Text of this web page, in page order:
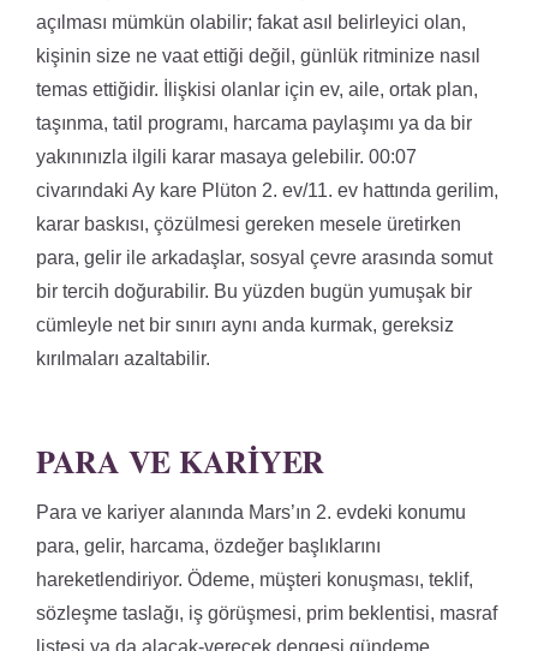
açılması mümkün olabilir; fakat asıl belirleyici olan,
kişinin size ne vaat ettiği değil, günlük ritminize nasıl
temas ettiğidir. İlişkisi olanlar için ev, aile, ortak plan,
taşınma, tatil programı, harcama paylaşımı ya da bir
yakınınızla ilgili karar masaya gelebilir. 00:07
civarındaki Ay kare Plüton 2. ev/11. ev hattında gerilim,
karar baskısı, çözülmesi gereken mesele üretirken
para, gelir ile arkadaşlar, sosyal çevre arasında somut
bir tercih doğurabilir. Bu yüzden bugün yumuşak bir
cümleyle net bir sınırı aynı anda kurmak, gereksiz
kırılmaları azaltabilir.
PARA VE KARIYER
Para ve kariyer alanında Mars’ın 2. evdeki konumu
para, gelir, harcama, özdeğer başlıklarını
hareketlendiriyor. Ödeme, müşteri konuşması, teklif,
sözleşme taslağı, iş görüşmesi, prim beklentisi, masraf
listesi ya da alacak-verecek dengesi gündeme